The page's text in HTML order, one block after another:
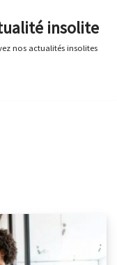
insolite
nos actualités insolites